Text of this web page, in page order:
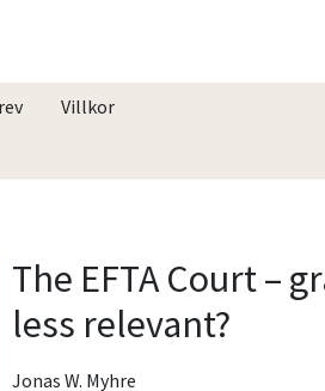
Villkor
The EFTA Court –
less relevant?
Jonas W. Myhre